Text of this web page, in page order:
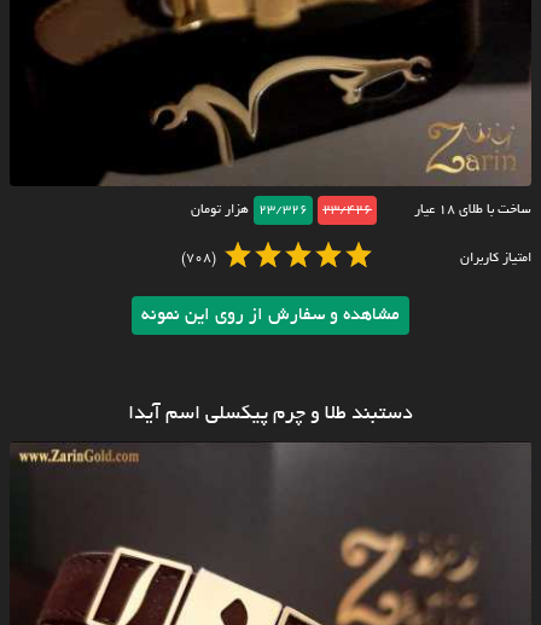
ساخت با طلای ۱۸ عیار 23/426
23/326 هزار تومان
امتیاز کاربران (708)
مشاهده و سفارش از روی این نمونه
دستبند طلا و چرم پیکسلی اسم آیدا